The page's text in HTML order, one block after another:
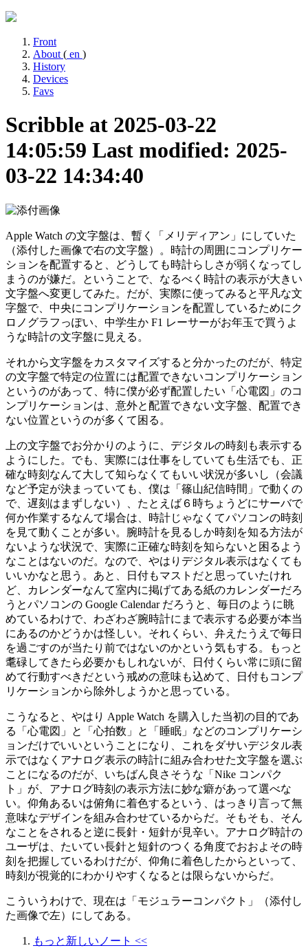
Front
About ( en )
History
Devices
Favs
Scribble at 2025-03-22
14:05:59 Last modified: 2025-
03-22 14:34:40
Apple Watch の文字盤は、暫く「メリディアン」にしていた
（添付した画像で右の文字盤）。時計の周囲にコンプリケー
ションを配置すると、どうしても時計らしさが弱くなってし
まうのが嫌だ。ということで、なるべく時計の表示が大きい
文字盤へ変更してみた。だが、実際に使ってみると平凡な文
字盤で、中央にコンプリケーションを配置しているためにク
ロノグラフっぽい、中学生か F1 レーサーがお年玉で買うよ
うな時計の文字盤に見える。
それから文字盤をカスタマイズすると分かったのだが、特定
の文字盤で特定の位置には配置できないコンプリケーション
というのがあって、特に僕が必ず配置したい「心電図」のコ
ンプリケーションは、意外と配置できない文字盤、配置でき
ない位置というのが多くて困る。
上の文字盤でお分かりのように、デジタルの時刻も表示する
ようにした。でも、実際には仕事をしていても生活でも、正
確な時刻なんて大して知らなくてもいい状況が多いし（会議
など予定が決まっていても、僕は「篠山紀信時間」で動くの
で、遅刻はまずしない）、たとえば６時ちょうどにサーバで
何か作業するなんて場合は、時計じゃなくてパソコンの時刻
を見て動くことが多い。腕時計を見るしか時刻を知る方法が
ないような状況で、実際に正確な時刻を知らないと困るよう
なことはないのだ。なので、やはりデジタル表示はなくても
いいかなと思う。あと、日付もマストだと思っていたけれ
ど、カレンダーなんて室内に掲げてある紙のカレンダーだろ
うとパソコンの Google Calendar だろうと、毎日のように眺
めているわけで、わざわざ腕時計にまで表示する必要が本当
にあるのかどうかは怪しい。それくらい、弁えたうえで毎日
を過ごすのが当たり前ではないのかという気もする。もっと
耄碌してきたら必要かもしれないが、日付くらい常に頭に留
めて行動すべきだという戒めの意味も込めて、日付もコンプ
リケーションから除外しようかと思っている。
こうなると、やはり Apple Watch を購入した当初の目的であ
る「心電図」と「心拍数」と「睡眠」などのコンプリケーシ
ョンだけでいいということになり、これをダサいデジタル表
示ではなくアナログ表示の時計に組み合わせた文字盤を選ぶ
ことになるのだが、いちばん良さそうな「Nike コンパク
ト」が、アナログ時刻の表示方法に妙な癖があって選べな
い。仰角あるいは俯角に着色するという、はっきり言って無
意味なデザインを組み合わせているからだ。そもそも、そん
なことをされると逆に長針・短針が見辛い。アナログ時計の
ユーザは、たいてい長針と短針のつくる角度でおおよその時
刻を把握しているわけだが、仰角に着色したからといって、
時刻が視覚的にわかりやすくなるとは限らないからだ。
こういうわけで、現在は「モジュラーコンパクト」（添付し
た画像で左）にしてある。
もっと新しいノート <<